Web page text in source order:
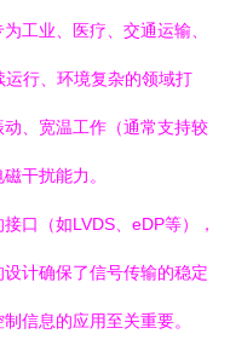
工业、医疗、交通运输、
行、环境复杂的领域打
、宽温工作（通常支持较
干扰能力。
口（如LVDS、eDP等），
计确保了信号传输的稳定
信息的应用至关重要。